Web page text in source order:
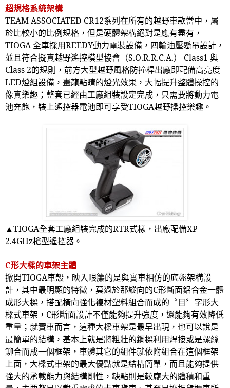
超規格系統架構
TEAM ASSOCIATED CR12系列在所有的越野車款當中，屬
於比較小的比例規格，但是硬體架構絕對是應有盡有，
TIOGA全車採用REEDY動力電裝設備，四輪油壓懸吊設計，
並且符合擬真越野遙控模型協會（S.O.R.R.C.A.） Class1 與
Class 2的規則，前方大型越野風格防撞桿出廠即配備高亮度
LED燈組設備，畫龍點睛的燈光效果，大幅提升整體操控的
像真樂趣；整套已經由工廠組裝設定完成，只需要將動力電
池充飽，裝上遙控器電池即可享受TIOGA越野操控樂趣。
▲TIOGA全套工廠組裝完成的RTR式樣，出廠配備XP
2.4GHz槍型遙控器。
C形大樑的車架主體
掀開TIOGA車殼，映入眼簾的是與實車相仿的底盤架構設
計，其中最明顯的特徵，莫過於那縱向的C形斷面鋁合金一體
成形大樑，搭配橫向強化複材塑料組合而成的〝目〞字形大
樑式車架， C形斷面設計不僅能夠提升強度，還能夠有效降低
重量；就實車而言，這種大樑車架是最早出現，也可以說是
最簡單的結構，基本上就是將粗壯的鋼樑利用焊接或是螺絲
鉚合而成一個框架，車體其它的組件就依附組合在這個框架
上面，大樑式車架的最大優點就是結構簡單，而且能夠提供
強大的承載能力與結構剛性，缺點則是較龐大的體積和重